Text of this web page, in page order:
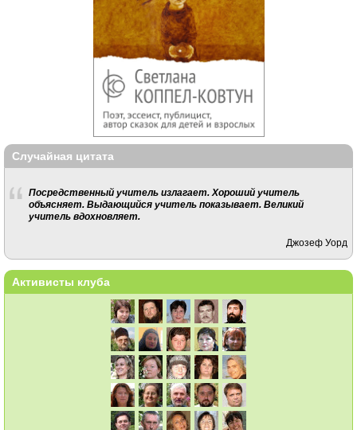
Случайная цитата
Посредственный учитель излагает. Хороший учитель
объясняет. Выдающийся учитель показывает. Великий
учитель вдохновляет.
Джозеф Уорд
Активисты клуба